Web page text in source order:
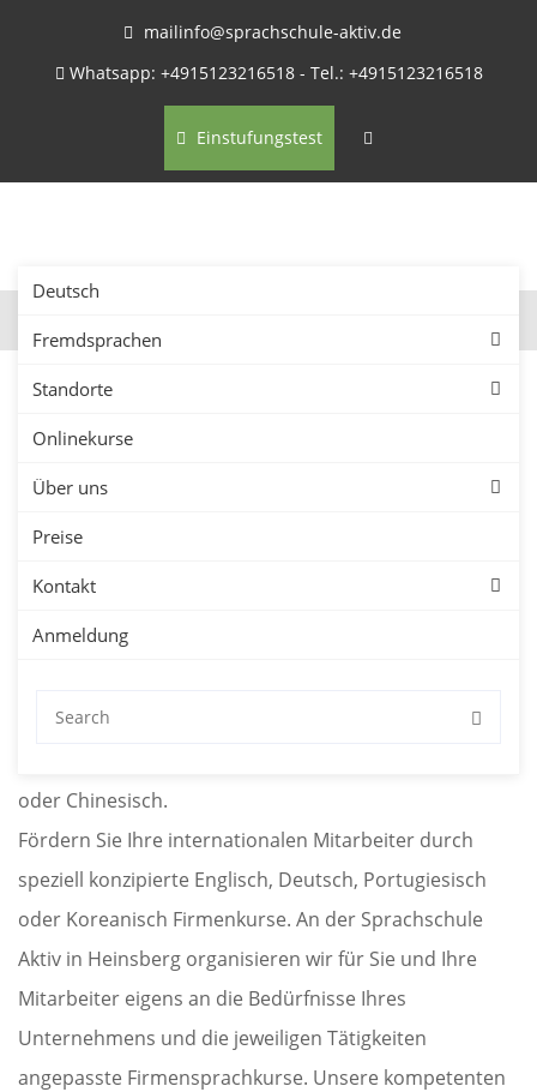
mailinfo@sprachschule-aktiv.de
Whatsapp: +4915123216518 - Tel.: +4915123216518
Einstufungstest
Deutsch
Fremdsprachen
Standorte
Onlinekurse
Über uns
Preise
Kontakt
Anmeldung
Firmenkurse in Heinsberg –
Sprachkurse für
Unternehmen
Probestunde. Firmensprachkurse in Heinsberg für
oder Chinesisch.
Fördern Sie Ihre internationalen Mitarbeiter durch
speziell konzipierte Englisch, Deutsch, Portugiesisch
oder Koreanisch Firmenkurse. An der Sprachschule
Aktiv in Heinsberg organisieren wir für Sie und Ihre
Mitarbeiter eigens an die Bedürfnisse Ihres
Unternehmens und die jeweiligen Tätigkeiten
angepasste Firmensprachkurse. Unsere kompetenten